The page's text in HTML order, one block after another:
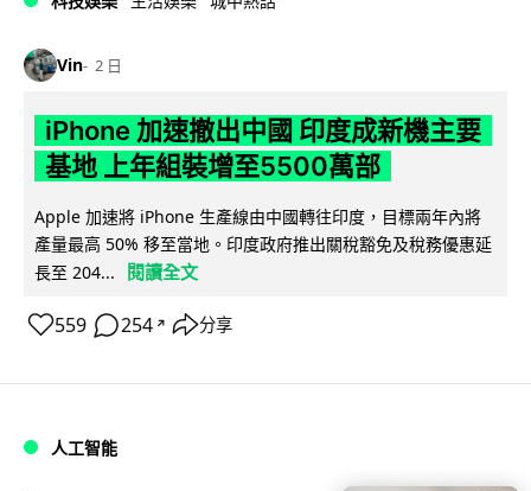
Vin 2 日
iPhone 加速撤出中國 印度成新機主要
基地 上年組裝增至5500萬部
Apple 加速將 iPhone 生產線由中國轉往印度，目標兩年內將
產量最高 50% 移至當地。印度政府推出關稅豁免及稅務優惠延
長至 204...
閱讀全文
559 254 ↗ 分享
人工智能